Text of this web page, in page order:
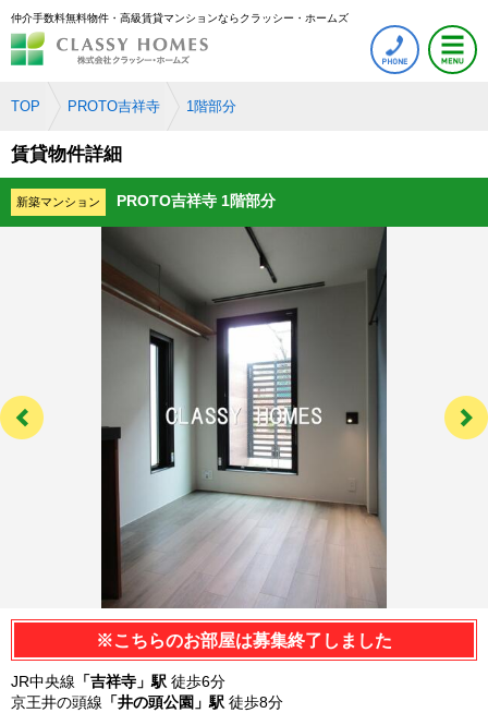
仲介手数料無料物件・高級賃貸マンションならクラッシー・ホームズ
TOP PROTO吉祥寺 1階部分
賃貸物件詳細
新築マンション PROTO吉祥寺 1階部分
※こちらのお部屋は募集終了しました
JR中央線 「吉祥寺」駅 徒歩6分
京王井の頭線 「井の頭公園」駅 徒歩8分